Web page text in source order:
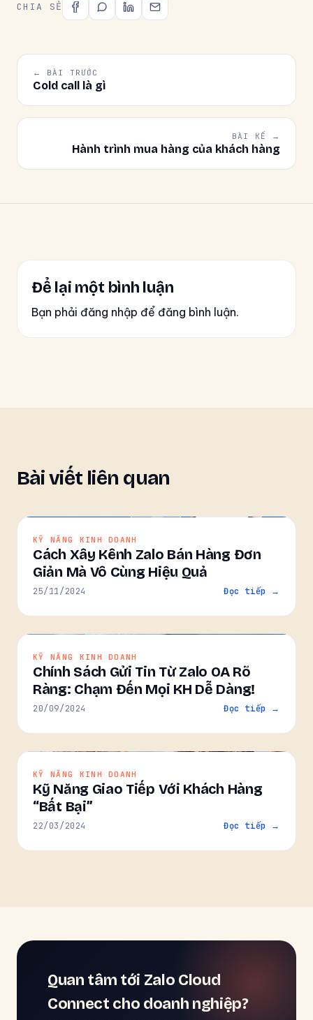
CHIA SẺ
← BÀI TRƯỚC
Cold call là gì
BÀI KẾ →
Hành trình mua hàng của khách hàng
Để lại một bình luận
Bạn phải đăng nhập để đăng bình luận.
Bài viết liên quan
KỸ NĂNG KINH DOANH
Cách Xây Kênh Zalo Bán Hàng Đơn
Giản Mà Vô Cùng Hiệu Quả
25/11/2024 Đọc tiếp →
KỸ NĂNG KINH DOANH
Chính Sách Gửi Tin Từ Zalo OA Rõ
Ràng: Chạm Đến Mọi KH Dễ Dàng!
20/09/2024 Đọc tiếp →
KỸ NĂNG KINH DOANH
Kỹ Năng Giao Tiếp Với Khách Hàng
“Bất Bại”
22/03/2024 Đọc tiếp →
Quan tâm tới Zalo Cloud
Connect cho doanh nghiệp?